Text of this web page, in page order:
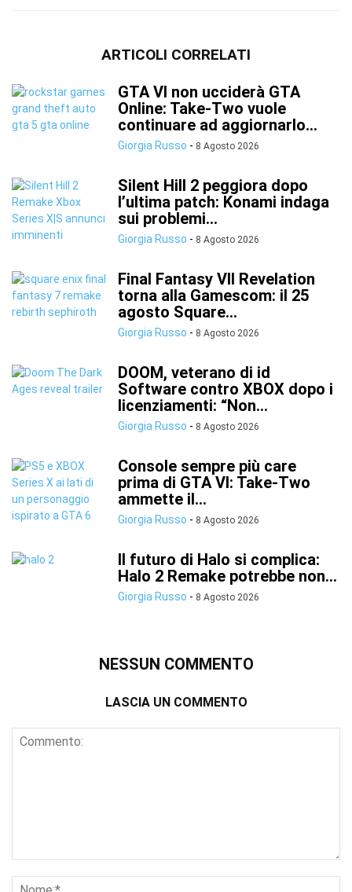
ARTICOLI CORRELATI
GTA VI non ucciderà GTA
Online: Take-Two vuole
continuare ad aggiornarlo...
Giorgia Russo - 8 Agosto 2026
Silent Hill 2 peggiora dopo
l’ultima patch: Konami indaga
sui problemi...
Giorgia Russo - 8 Agosto 2026
Final Fantasy VII Revelation
torna alla Gamescom: il 25
agosto Square...
Giorgia Russo - 8 Agosto 2026
DOOM, veterano di id
Software contro XBOX dopo i
licenziamenti: “Non...
Giorgia Russo - 8 Agosto 2026
Console sempre più care
prima di GTA VI: Take-Two
ammette il...
Giorgia Russo - 8 Agosto 2026
Il futuro di Halo si complica:
Halo 2 Remake potrebbe non...
Giorgia Russo - 8 Agosto 2026
NESSUN COMMENTO
LASCIA UN COMMENTO